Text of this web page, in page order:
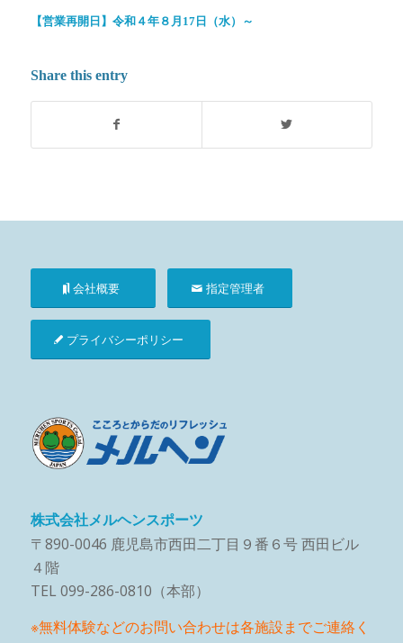
【営業再開日】令和４年８月17日（水）～
Share this entry
会社概要 指定管理者
プライバシーポリシー
株式会社メルヘンスポーツ
〒890-0046 鹿児島市西田二丁目９番６号 西田ビル
４階
TEL 099-286-0810（本部）
※無料体験などのお問い合わせは各施設までご連絡く